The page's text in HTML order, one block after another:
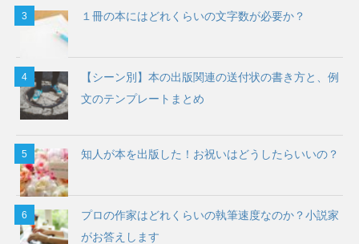
１冊の本にはどれくらいの文字数が必要か？
【シーン別】本の出版関連の送付状の書き方と、例
文のテンプレートまとめ
知人が本を出版した！お祝いはどうしたらいいの？
プロの作家はどれくらいの執筆速度なのか？小説家
がお答えします